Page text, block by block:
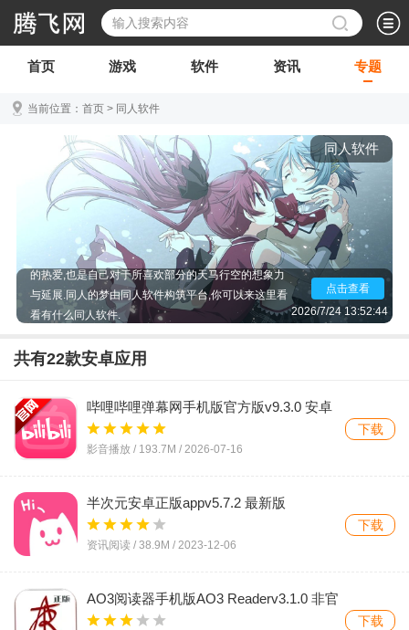
首页 游戏 软件 资讯 专题
当前位置： 首页 > 同人软件
同人软件
看同人用什么软件好,同人软件是什么,谁能推荐好的阅
读同人软件,什么软件可以找同人图,同人软件是什么意
思啊,有什么同人图软件,同人本子软件,同人文最多的
小说软件,同人漫画软件...同人文化的兴起是大家对IP
的热爱,也是自己对于所喜欢部分的天马行空的想象力
与延展.同人的梦由同人软件构筑平台,你可以来这里看
看有什么同人软件.
点击查看
2026/7/24 13:52:44
共有22款安卓应用
哔哩哔哩弹幕网手机版官方版v9.3.0 安卓
版
影音播放 / 193.7M / 2026-07-16
下载
半次元安卓正版appv5.7.2 最新版
资讯阅读 / 38.9M / 2023-12-06
下载
AO3阅读器手机版AO3 Readerv3.1.0 非官
方同人阅读工具
下载